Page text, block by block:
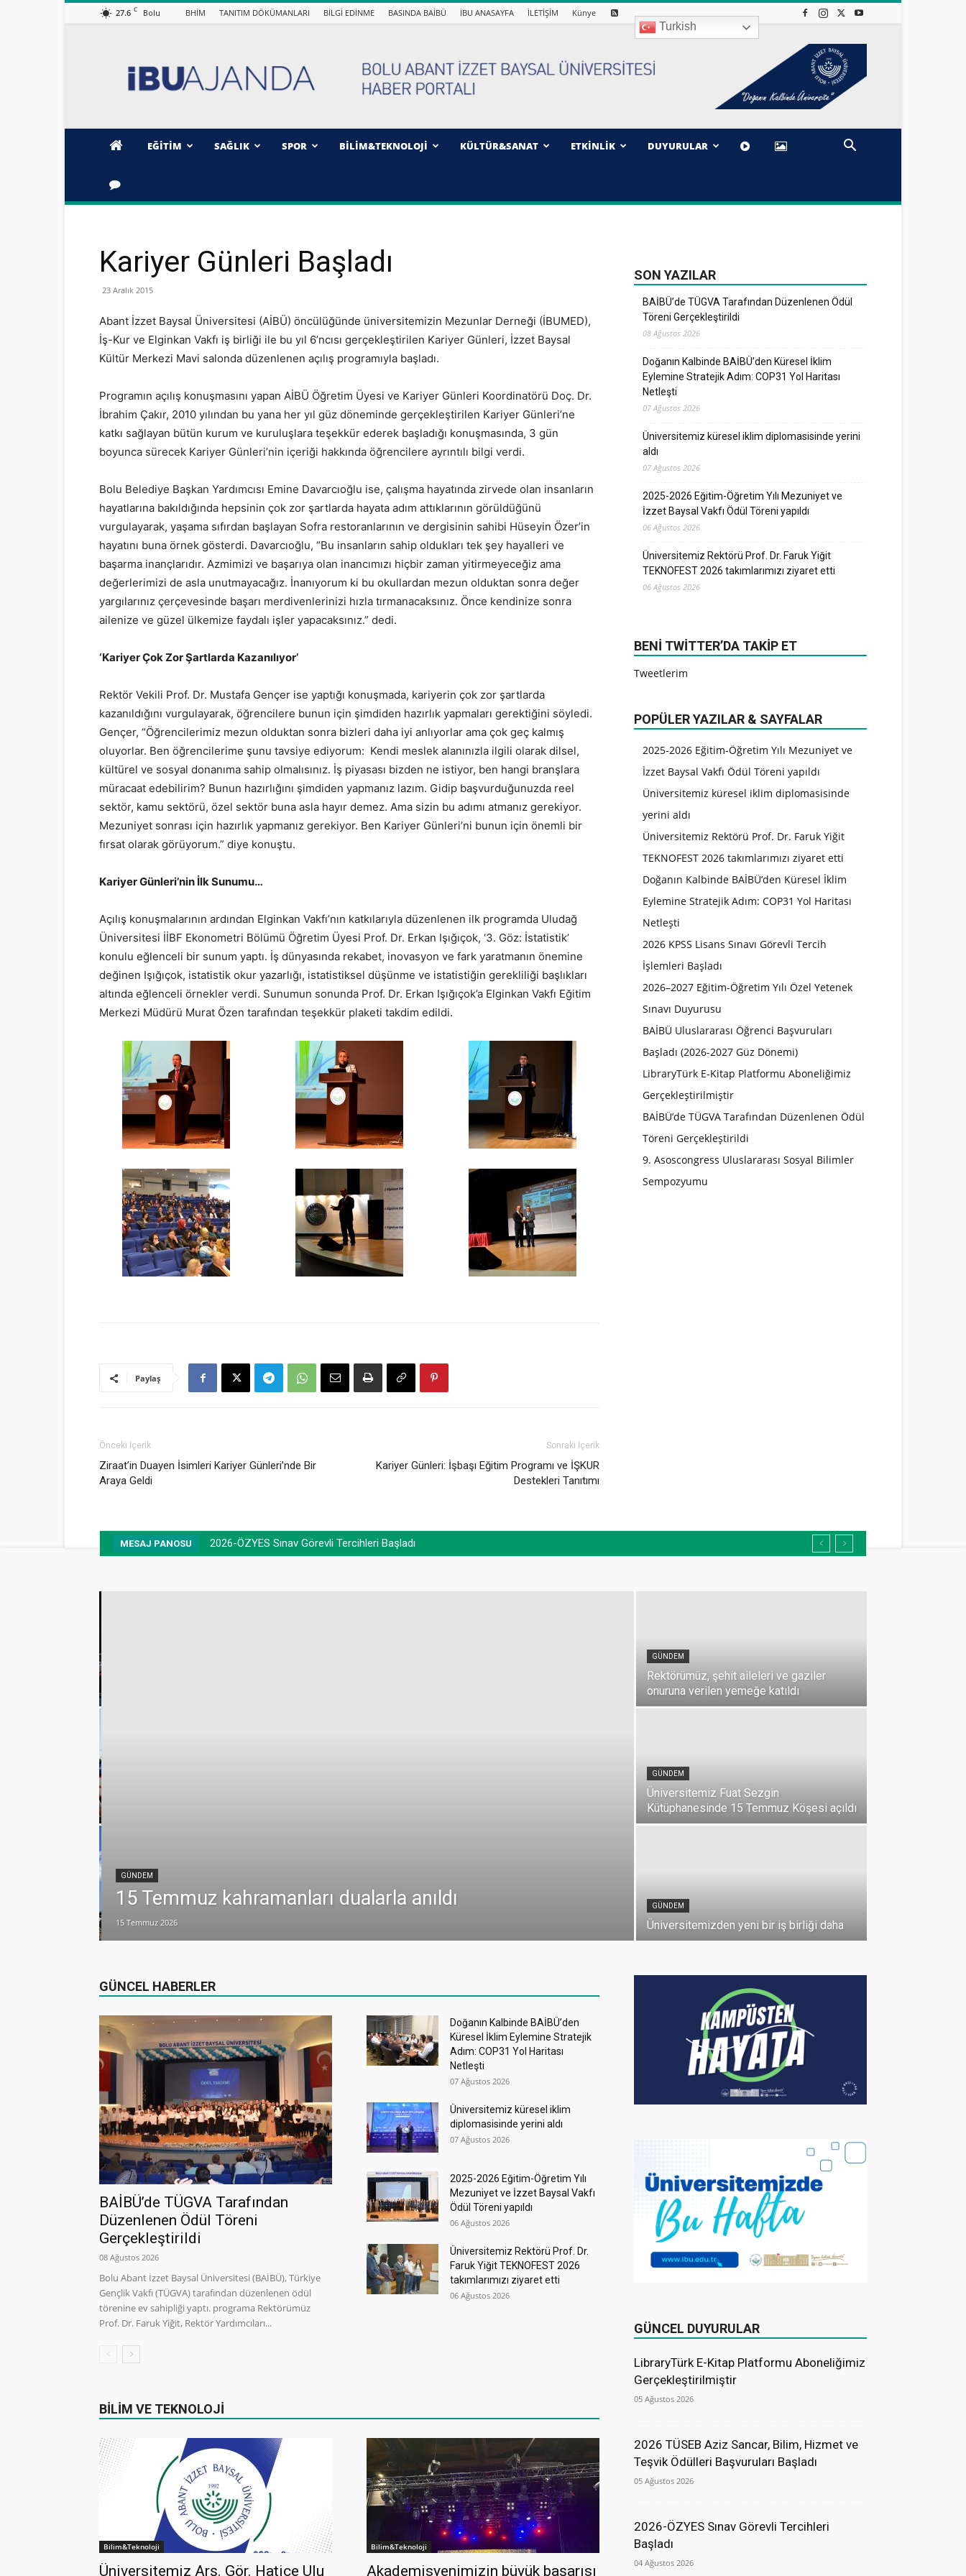
27.6 C Bolu BHİM TANITIM DÖKÜMANLARI BİLGİ EDİNME BASINDA BAİBÜ İBU ANASAYFA İLETİŞİM Künye
Turkish
EĞİTİM SAĞLIK SPOR BİLİM&TEKNOLOJİ KÜLTÜR&SANAT ETKİNLİK DUYURULAR
Kariyer Günleri Başladı
23 Aralık 2015
Abant İzzet Baysal Üniversitesi (AİBÜ) öncülüğünde üniversitemizin Mezunlar Derneği (İBUMED),
İş-Kur ve Elginkan Vakfı iş birliği ile bu yıl 6’ncısı gerçekleştirilen Kariyer Günleri, İzzet Baysal
Kültür Merkezi Mavi salonda düzenlenen açılış programıyla başladı.
Programın açılış konuşmasını yapan AİBÜ Öğretim Üyesi ve Kariyer Günleri Koordinatörü Doç. Dr.
İbrahim Çakır, 2010 yılından bu yana her yıl güz döneminde gerçekleştirilen Kariyer Günleri’ne
katkı sağlayan bütün kurum ve kuruluşlara teşekkür ederek başladığı konuşmasında, 3 gün
boyunca sürecek Kariyer Günleri’nin içeriği hakkında öğrencilere ayrıntılı bilgi verdi.
Bolu Belediye Başkan Yardımcısı Emine Davarcıoğlu ise, çalışma hayatında zirvede olan insanların
hayatlarına bakıldığında hepsinin çok zor şartlarda hayata adım attıklarının görüldüğünü
vurgulayarak, yaşama sıfırdan başlayan Sofra restoranlarının ve dergisinin sahibi Hüseyin Özer’in
hayatını buna örnek gösterdi. Davarcıoğlu, “Bu insanların sahip oldukları tek şey hayalleri ve
başarma inançlarıdır. Azmimizi ve başarıya olan inancımızı hiçbir zaman yitirmeyeceğiz ama
değerlerimizi de asla unutmayacağız. İnanıyorum ki bu okullardan mezun olduktan sonra değer
yargılarınız çerçevesinde başarı merdivenlerinizi hızla tırmanacaksınız. Önce kendinize sonra
ailenize ve güzel ülkemize faydalı işler yapacaksınız.” dedi.
‘Kariyer Çok Zor Şartlarda Kazanılıyor’
Rektör Vekili Prof. Dr. Mustafa Gençer ise yaptığı konuşmada, kariyerin çok zor şartlarda
kazanıldığını vurgulayarak, öğrencilere bunun için şimdiden hazırlık yapmaları gerektiğini söyledi.
Gençer, “Öğrencilerimiz mezun olduktan sonra bizleri daha iyi anlıyorlar ama çok geç kalmış
oluyorlar. Ben öğrencilerime şunu tavsiye ediyorum: Kendi meslek alanınızla ilgili olarak dilsel,
kültürel ve sosyal donanıma sahip olmalısınız. İş piyasası bizden ne istiyor, ben hangi branşlara
müracaat edebilirim? Bunun hazırlığını şimdiden yapmanız lazım. Gidip başvurduğunuzda reel
sektör, kamu sektörü, özel sektör buna asla hayır demez. Ama sizin bu adımı atmanız gerekiyor.
Mezuniyet sonrası için hazırlık yapmanız gerekiyor. Ben Kariyer Günleri’ni bunun için önemli bir
fırsat olarak görüyorum.” diye konuştu.
Kariyer Günleri’nin İlk Sunumu…
Açılış konuşmalarının ardından Elginkan Vakfı’nın katkılarıyla düzenlenen ilk programda Uludağ
Üniversitesi İİBF Ekonometri Bölümü Öğretim Üyesi Prof. Dr. Erkan Işığıçok, ‘3. Göz: İstatistik’
konulu eğlenceli bir sunum yaptı. İş dünyasında rekabet, inovasyon ve fark yaratmanın önemine
değinen Işığıçok, istatistik okur yazarlığı, istatistiksel düşünme ve istatistiğin gerekliliği başlıkları
altında eğlenceli örnekler verdi. Sunumun sonunda Prof. Dr. Erkan Işığıçok’a Elginkan Vakfı Eğitim
Merkezi Müdürü Murat Özen tarafından teşekkür plaketi takdim edildi.
Paylaş
Önceki İçerik
Ziraat’in Duayen İsimleri Kariyer Günleri’nde Bir
Araya Geldi
Sonraki İçerik
Kariyer Günleri: İşbaşı Eğitim Programı ve İŞKUR
Destekleri Tanıtımı
SON YAZILAR
BAİBÜ’de TÜGVA Tarafından Düzenlenen Ödül
Töreni Gerçekleştirildi
08 Ağustos 2026
Doğanın Kalbinde BAİBÜ’den Küresel İklim
Eylemine Stratejik Adım: COP31 Yol Haritası
Netleşti
07 Ağustos 2026
Üniversitemiz küresel iklim diplomasisinde yerini
aldı
07 Ağustos 2026
2025-2026 Eğitim-Öğretim Yılı Mezuniyet ve
İzzet Baysal Vakfı Ödül Töreni yapıldı
06 Ağustos 2026
Üniversitemiz Rektörü Prof. Dr. Faruk Yiğit
TEKNOFEST 2026 takımlarımızı ziyaret etti
06 Ağustos 2026
BENI TWITTER’DA TAKIP ET
Tweetlerim
POPÜLER YAZILAR & SAYFALAR
2025-2026 Eğitim-Öğretim Yılı Mezuniyet ve
İzzet Baysal Vakfı Ödül Töreni yapıldı
Üniversitemiz küresel iklim diplomasisinde
yerini aldı
Üniversitemiz Rektörü Prof. Dr. Faruk Yiğit
TEKNOFEST 2026 takımlarımızı ziyaret etti
Doğanın Kalbinde BAİBÜ’den Küresel İklim
Eylemine Stratejik Adım: COP31 Yol Haritası
Netleşti
2026 KPSS Lisans Sınavı Görevli Tercih
İşlemleri Başladı
2026–2027 Eğitim-Öğretim Yılı Özel Yetenek
Sınavı Duyurusu
BAİBÜ Uluslararası Öğrenci Başvuruları
Başladı (2026-2027 Güz Dönemi)
LibraryTürk E-Kitap Platformu Aboneliğimiz
Gerçekleştirilmiştir
BAİBÜ’de TÜGVA Tarafından Düzenlenen Ödül
Töreni Gerçekleştirildi
9. Asoscongress Uluslararası Sosyal Bilimler
Sempozyumu
MESAJ PANOSU 2026-ÖZYES Sınav Görevli Tercihleri Başladı
GÜNDEM
15 Temmuz kahramanları dualarla anıldı
15 Temmuz 2026
GÜNDEM
Rektörümüz, şehit aileleri ve gaziler
onuruna verilen yemeğe katıldı
GÜNDEM
Üniversitemiz Fuat Sezgin
Kütüphanesinde 15 Temmuz Köşesi açıldı
GÜNDEM
Üniversitemizden yeni bir iş birliği daha
GÜNCEL HABERLER
BAİBÜ’de TÜGVA Tarafından
Düzenlenen Ödül Töreni
Gerçekleştirildi
08 Ağustos 2026
Bolu Abant İzzet Baysal Üniversitesi (BAİBÜ), Türkiye
Gençlik Vakfı (TÜGVA) tarafından düzenlenen ödül
törenine ev sahipliği yaptı. programa Rektörümüz
Prof. Dr. Faruk Yiğit, Rektör Yardımcıları...
Doğanın Kalbinde BAİBÜ’den
Küresel İklim Eylemine Stratejik
Adım: COP31 Yol Haritası
Netleşti
07 Ağustos 2026
Üniversitemiz küresel iklim
diplomasisinde yerini aldı
07 Ağustos 2026
2025-2026 Eğitim-Öğretim Yılı
Mezuniyet ve İzzet Baysal Vakfı
Ödül Töreni yapıldı
06 Ağustos 2026
Üniversitemiz Rektörü Prof. Dr.
Faruk Yiğit TEKNOFEST 2026
takımlarımızı ziyaret etti
06 Ağustos 2026
BİLİM VE TEKNOLOJİ
Bilim&Teknoloji
Üniversitemiz Arş. Gör. Hatice Ulu
Bilim&Teknoloji
Akademisyenimizin büyük başarısı
GÜNCEL DUYURULAR
LibraryTürk E-Kitap Platformu Aboneliğimiz
Gerçekleştirilmiştir
05 Ağustos 2026
2026 TÜSEB Aziz Sancar, Bilim, Hizmet ve
Teşvik Ödülleri Başvuruları Başladı
05 Ağustos 2026
2026-ÖZYES Sınav Görevli Tercihleri
Başladı
04 Ağustos 2026